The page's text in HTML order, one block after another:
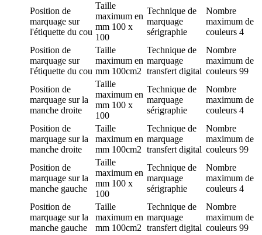
Position de
marquage sur
l'étiquette du cou
Taille
maximum en
mm 100 x
100
Technique de
marquage
sérigraphie
Nombre
maximum de
couleurs 4
Position de
marquage sur
l'étiquette du cou
Taille
maximum en
mm 100cm2
Technique de
marquage
transfert digital
Nombre
maximum de
couleurs 99
Position de
marquage sur la
manche droite
Taille
maximum en
mm 100 x
100
Technique de
marquage
sérigraphie
Nombre
maximum de
couleurs 4
Position de
marquage sur la
manche droite
Taille
maximum en
mm 100cm2
Technique de
marquage
transfert digital
Nombre
maximum de
couleurs 99
Position de
marquage sur la
manche gauche
Taille
maximum en
mm 100 x
100
Technique de
marquage
sérigraphie
Nombre
maximum de
couleurs 4
Position de
marquage sur la
manche gauche
Taille
maximum en
mm 100cm2
Technique de
marquage
transfert digital
Nombre
maximum de
couleurs 99